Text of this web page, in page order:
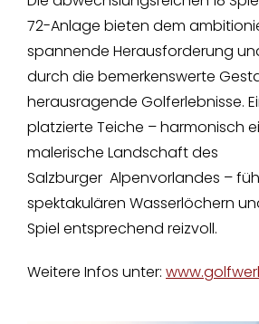
72-Anlage bieten dem
spannende Herausforderung
durch die bemerkenswerte
herausragende Golferlebnisse.
platzierte Teiche – harmonisch
malerische Landschaft des
Salzburger Alpenvorlandes –
spektakulären Wasserlöchern
Spiel entsprechend reizvoll.
Weitere Infos unter: